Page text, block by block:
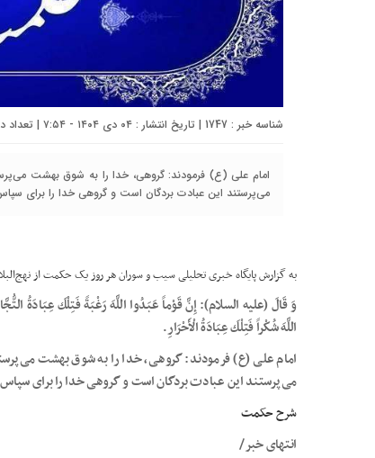
شناسه خبر : 1747 | تاریخ انتشار : ۰۴ دی ۱۴۰۴ - ۷:۵۴ | تعداد دیدگاه :
امام علی (ع) فرمودند: گروهی، خدا را به شوق بهشت
می‌پرستند این عبادت بردگان است و گروهی خدا را برای
به گزارش پایگاه خبری تحلیلی سیب و سوران هر روز یک حکمت از
وَ قَالَ (علیه السلام): إِنَّ قَوْماً عَبَدُوا اللَّهَ رَغْبَةً فَتِلْكَ عِبَادَةُ
اللَّهَ شُكْراً فَتِلْكَ عِبَادَةُ الْأَحْرَارِ.
امام علی (ع) فرمودند: گروهی، خدا را به شوق بهشت
می‌پرستند این عبادت بردگان است و گروهی خدا را برای
شرح حکمت
انتهای خبر/